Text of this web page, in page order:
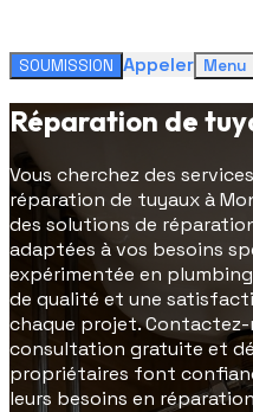
SOUMISSION Appeler Menu
Réparation de
Vous cherchez des
réparation de tuyaux à
des solutions de
adaptées à vos besoins
expérimentée en
de qualité et une
chaque projet.
consultation gratuite et
propriétaires font
leurs besoins en